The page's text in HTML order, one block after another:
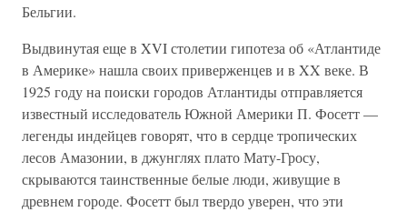
Бельгии.
Выдвинутая еще в XVI столетии гипотеза об «Атлантиде
в Америке» нашла своих приверженцев и в XX веке. В
1925 году на поиски городов Атлантиды отправляется
известный исследователь Южной Америки П. Фосетт —
легенды индейцев говорят, что в сердце тропических
лесов Амазонии, в джунглях плато Мату-Гросу,
скрываются таинственные белые люди, живущие в
древнем городе. Фосетт был твердо уверен, что эти